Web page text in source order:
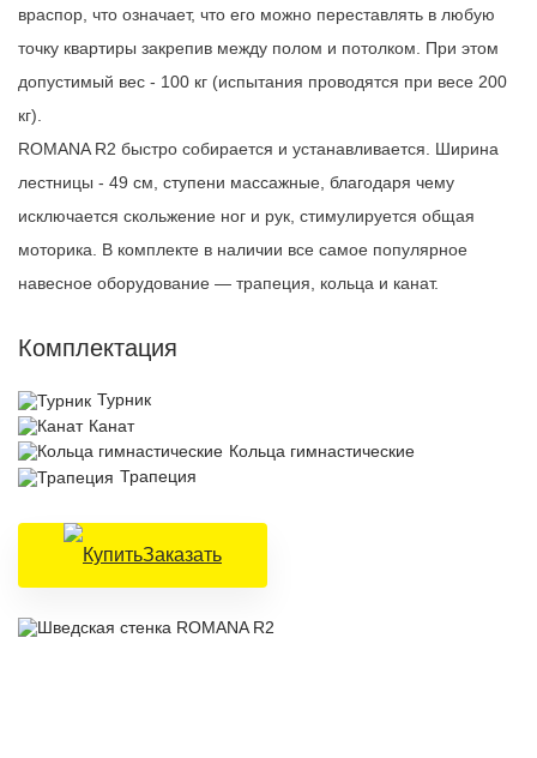
враспор, что означает, что его можно переставлять в любую
точку квартиры закрепив между полом и потолком. При этом
допустимый вес - 100 кг (испытания проводятся при весе 200
кг).
ROMANA R2 быстро собирается и устанавливается. Ширина
лестницы - 49 см, ступени массажные, благодаря чему
исключается скольжение ног и рук, стимулируется общая
моторика. В комплекте в наличии все самое популярное
навесное оборудование — трапеция, кольца и канат.
Комплектация
Турник
Канат
Кольца гимнастические
Трапеция
Заказать